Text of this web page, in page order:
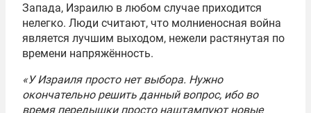
Запада, Израилю в любом случае приходится
нелегко. Люди считают, что молниеносная война
является лучшим выходом, нежели растянутая по
времени напряжённость.
«У Израиля просто нет выбора. Нужно
окончательно решить данный вопрос, ибо во
время передышки просто наштампуют новые